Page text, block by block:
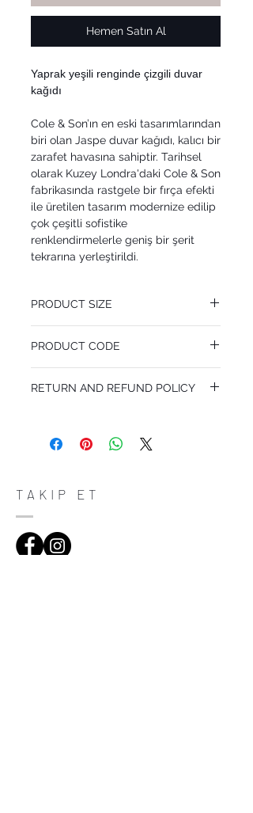
Hemen Satın Al
Yaprak yeşili renginde çizgili duvar
kağıdı
Cole & Son’ın en eski tasarımlarından
biri olan Jaspe duvar kağıdı, kalıcı bir
zarafet havasına sahiptir. Tarihsel
olarak Kuzey Londra'daki Cole & Son
fabrikasında rastgele bir fırça efekti
ile üretilen tasarım modernize edilip
çok çeşitli sofistike
renklendirmelerle geniş bir şerit
tekrarına yerleştirildi.
PRODUCT SIZE
Pattern Repeat 0 cm
PRODUCT CODE
RETURN AND REFUND POLICY
do in case they are dissatisfied with their
trust and reassure your customers that
they can buy with confidence.
TAKIP ET